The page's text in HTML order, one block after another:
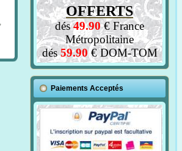
OFFERTS
dés49.90€ France
Métropolitaine
dés59.90€ DOM-TOM
Paiements Acceptés